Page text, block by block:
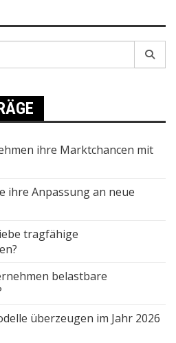
ihre Marktchancen mit
ihre Anpassung an neue
tragfähige
belastbare
überzeugen im Jahr 2026